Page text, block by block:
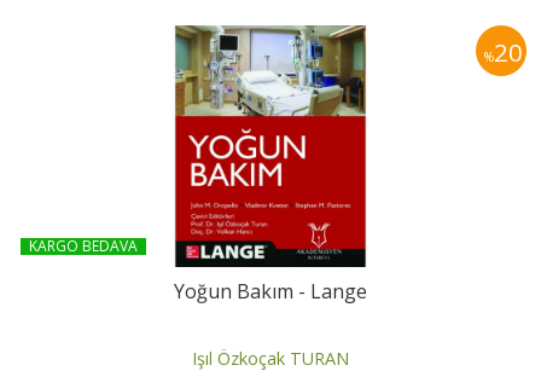
%20
KARGO BEDAVA
Yoğun Bakım - Lange
Işıl Özkoçak TURAN